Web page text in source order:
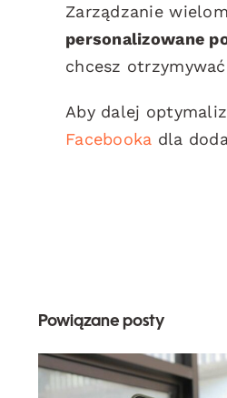
Zarządzanie
personalizowane
chcesz
Aby dalej
Facebooka dla
Powiązane posty